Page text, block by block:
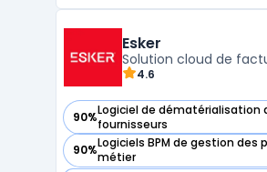
être facilement intégrée aux
existants pour automati ...
Esker
Solution cloud de
4.6
90%Logiciel de dématérialisation
fournisseurs
— voir Esker dans cette catégorie
90%Logiciels BPM de gestion des
métier
— voir Esker dans cette catégorie